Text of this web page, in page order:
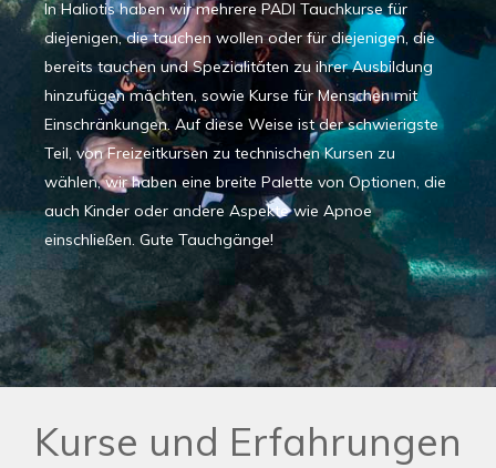
In Haliotis haben wir mehrere PADI Tauchkurse für
diejenigen, die tauchen wollen oder für diejenigen, die
bereits tauchen und Spezialitäten zu ihrer Ausbildung
hinzufügen möchten, sowie Kurse für Menschen mit
Einschränkungen. Auf diese Weise ist der schwierigste
Teil, von Freizeitkursen zu technischen Kursen zu
wählen, wir haben eine breite Palette von Optionen, die
auch Kinder oder andere Aspekte wie Apnoe
einschließen. Gute Tauchgänge!
Kurse und Erfahrungen